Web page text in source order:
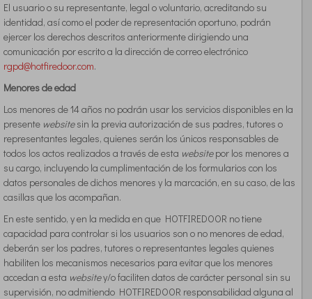
El usuario o su representante, legal o voluntario, acreditando su
identidad, así como el poder de representación oportuno, podrán
ejercer los derechos descritos anteriormente dirigiendo una
comunicación por escrito a la dirección de correo electrónico
rgpd@hotfiredoor.com.
Menores de edad
Los menores de 14 años no podrán usar los servicios disponibles en la
presente websitesin la previa autorización de sus padres, tutores o
representantes legales, quienes serán los únicos responsables de
todos los actos realizados a través de esta websitepor los menores a
su cargo, incluyendo la cumplimentación de los formularios con los
datos personales de dichos menores y la marcación, en su caso, de las
casillas que los acompañan.
En este sentido, y en la medida en que HOTFIREDOOR no tiene
capacidad para controlar si los usuarios son o no menores de edad,
deberán ser los padres, tutores o representantes legales quienes
habiliten los mecanismos necesarios para evitar que los menores
accedan a esta websitey/o faciliten datos de carácter personal sin su
supervisión, no admitiendo HOTFIREDOOR responsabilidad alguna al